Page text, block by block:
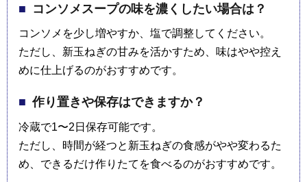
コンソメスープの味を濃くしたい場合は？
コンソメを少し増やすか、塩で調整してください。
ただし、新玉ねぎの甘みを活かすため、味はやや控え
めに仕上げるのがおすすめです。
作り置きや保存はできますか？
冷蔵で1〜2日保存可能です。
ただし、時間が経つと新玉ねぎの食感がやや変わるた
め、できるだけ作りたてを食べるのがおすすめです。